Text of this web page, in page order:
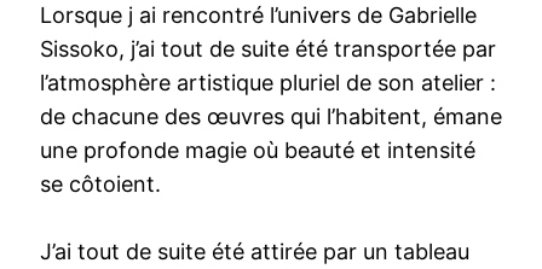
Lorsque j ai rencontré l’univers de Gabrielle
Sissoko, j’ai tout de suite été transportée par
l’atmosphère artistique pluriel de son atelier :
de chacune des œuvres qui l’habitent, émane
une profonde magie où beauté et intensité
se côtoient.
J’ai tout de suite été attirée par un tableau